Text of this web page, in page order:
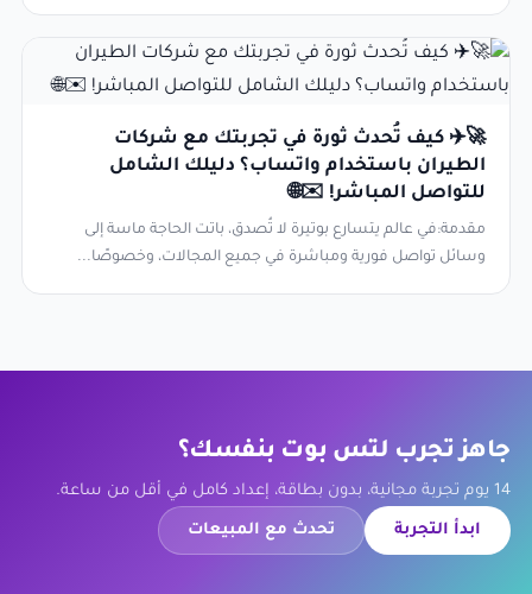
🚀✈️ كيف تُحدث ثورة في تجربتك مع شركات
الطيران باستخدام واتساب؟ دليلك الشامل
للتواصل المباشر! ✉️🌐
مقدمة:في عالم يتسارع بوتيرة لا تُصدق، باتت الحاجة ماسة إلى
وسائل تواصل فورية ومباشرة في جميع المجالات، وخصوصًا...
جاهز تجرب لتس بوت بنفسك؟
14 يوم تجربة مجانية، بدون بطاقة، إعداد كامل في أقل من ساعة.
ابدأ التجربة تحدث مع المبيعات